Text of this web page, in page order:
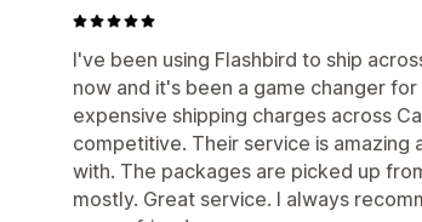
I've been using Flashbird to ship
now and it's been a game changer
expensive shipping charges across
competitive. Their service is amazing
with. The packages are picked up
mostly. Great service. I always